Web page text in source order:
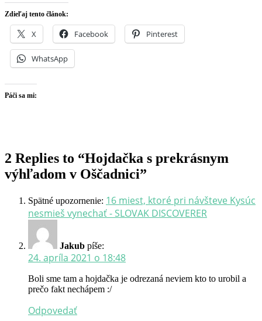
Zdieľaj tento článok:
X Facebook Pinterest
WhatsApp
Páči sa mi:
2 Replies to “Hojdačka s prekrásnym
výhľadom v Oščadnici”
Spätné upozornenie: 16 miest, ktoré pri návšteve Kysúc
nesmieš vynechať - SLOVAK DISCOVERER
Jakub píše:
24. apríla 2021 o 18:48
Boli sme tam a hojdačka je odrezaná neviem kto to urobil a
prečo fakt nechápem :/
Odpovedať